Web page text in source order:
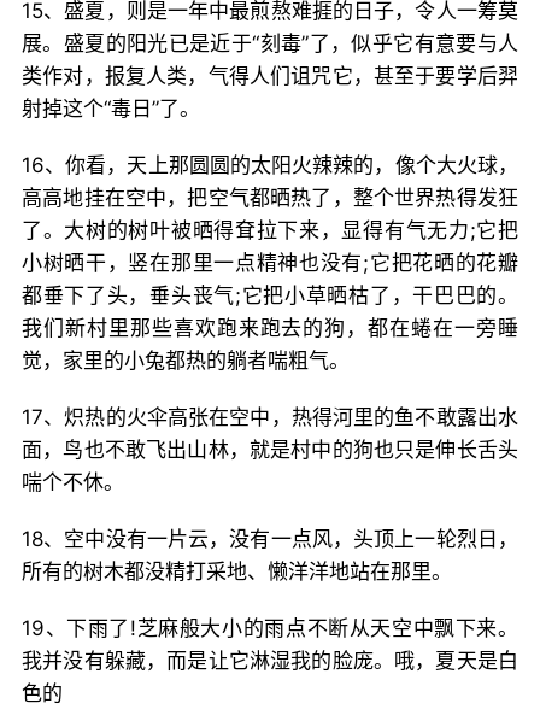
15、盛夏，则是一年中最煎熬难捱的日子，令人一筹莫
展。盛夏的阳光已是近于“刻毒”了，似乎它有意要与人
类作对，报复人类，气得人们诅咒它，甚至于要学后羿
射掉这个“毒日”了。
16、你看，天上那圆圆的太阳火辣辣的，像个大火球，
高高地挂在空中，把空气都晒热了，整个世界热得发狂
了。大树的树叶被晒得耷拉下来，显得有气无力;它把
小树晒干，竖在那里一点精神也没有;它把花晒的花瓣
都垂下了头，垂头丧气;它把小草晒枯了，干巴巴的。
我们新村里那些喜欢跑来跑去的狗，都在蜷在一旁睡
觉，家里的小兔都热的躺者喘粗气。
17、炽热的火伞高张在空中，热得河里的鱼不敢露出水
面，鸟也不敢飞出山林，就是村中的狗也只是伸长舌头
喘个不休。
18、空中没有一片云，没有一点风，头顶上一轮烈日，
所有的树木都没精打采地、懒洋洋地站在那里。
19、下雨了!芝麻般大小的雨点不断从天空中飘下来。
我并没有躲藏，而是让它淋湿我的脸庞。哦，夏天是白
色的